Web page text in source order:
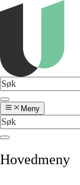
Meny
Hovedmeny